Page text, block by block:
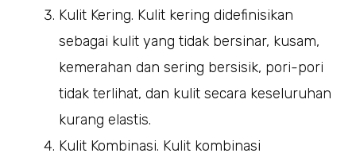
Kulit Kering. Kulit kering didefinisikan
sebagai kulit yang tidak bersinar, kusam,
kemerahan dan sering bersisik, pori-pori
tidak terlihat, dan kulit secara keseluruhan
kurang elastis.
Kulit Kombinasi. Kulit kombinasi